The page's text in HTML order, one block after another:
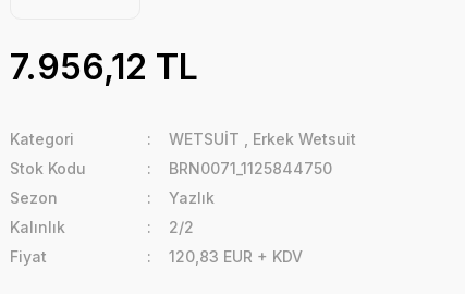
7.956,12 TL
Kategori WETSUİT
Erkek Wetsuit
Stok Kodu
BRN0071_1125844750
Sezon
Yazlık
Kalınlık
2/2
Fiyat
120,83 EUR + KDV